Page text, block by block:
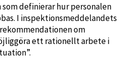
definierar hur personalen
I inspektionsmeddelandets
om
ett rationellt arbete i